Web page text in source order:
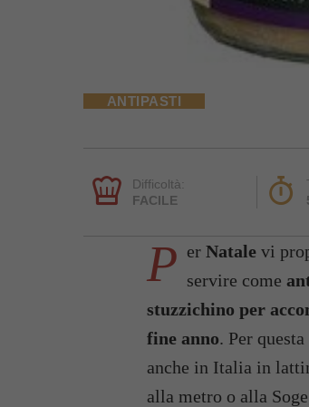
ANTIPASTI
Difficoltà:
FACILE
P er Natale vi
servire come
stuzzichino per
fine anno. Per
anche in Italia in
alla metro o alla